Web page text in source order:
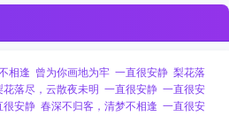
相逢 曾为你画地为牢 一直很安静 梨花落
花落尽，云散夜未明 一直很安静 一直很安
很安静 春深不归客，清梦不相逢 一直很安